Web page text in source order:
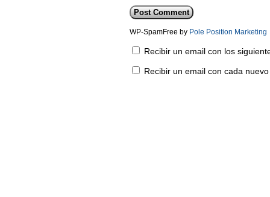
WP-SpamFree by Pole Position Marketing
Recibir un email con los
Recibir un email con cada